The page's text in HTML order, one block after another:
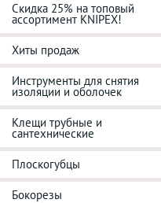
Скидка 25% на топовый
ассортимент KNIPEX!
Хиты продаж
Инструменты для снятия
изоляции и оболочек
Клещи трубные и
сантехнические
Плоскогубцы
Бокорезы